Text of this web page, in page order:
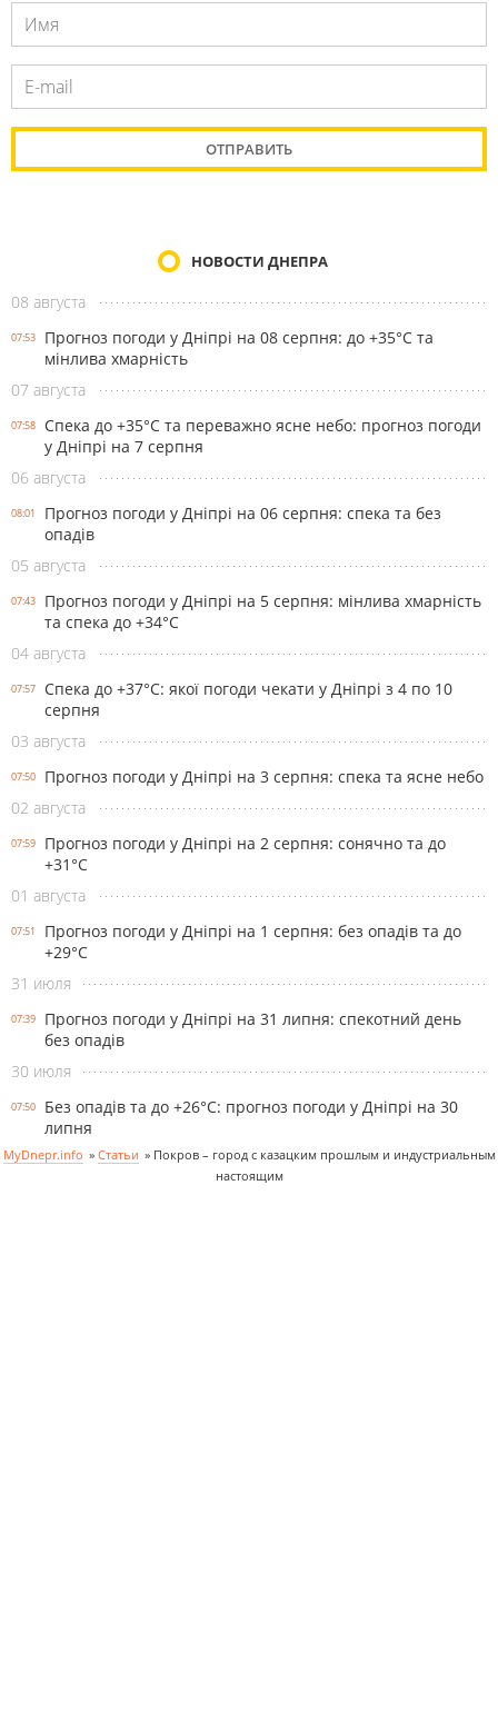
НОВОСТИ ДНЕПРА
08 августа
07:53
Прогноз погоди у Дніпрі на 08 серпня: до +35°C та
мінлива хмарність
07 августа
07:58
Спека до +35°С та переважно ясне небо: прогноз погоди
у Дніпрі на 7 серпня
06 августа
08:01
Прогноз погоди у Дніпрі на 06 серпня: спека та без
опадів
05 августа
07:43
Прогноз погоди у Дніпрі на 5 серпня: мінлива хмарність
та спека до +34°С
04 августа
07:57
Спека до +37°С: якої погоди чекати у Дніпрі з 4 по 10
серпня
03 августа
07:50
Прогноз погоди у Дніпрі на 3 серпня: спека та ясне небо
02 августа
07:59
Прогноз погоди у Дніпрі на 2 серпня: сонячно та до
+31°С
01 августа
07:51
Прогноз погоди у Дніпрі на 1 серпня: без опадів та до
+29°С
31 июля
07:39
Прогноз погоди у Дніпрі на 31 липня: спекотний день
без опадів
30 июля
07:50
Без опадів та до +26°С: прогноз погоди у Дніпрі на 30
липня
MyDnepr.info » Статьи » Покров – город с казацким прошлым и индустриальным
настоящим